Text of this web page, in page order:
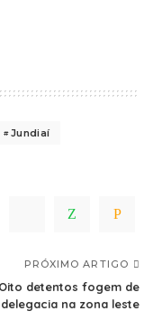
Jundiaí
PRÓXIMO ARTIGO
Oito detentos fogem de
delegacia na zona leste